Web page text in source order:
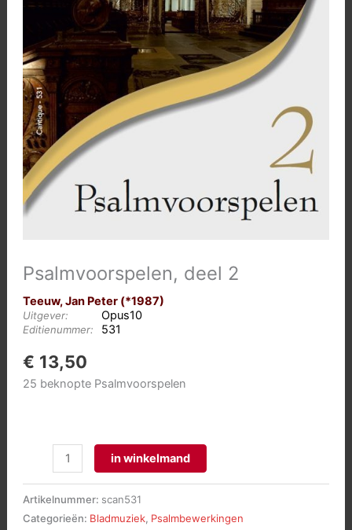
Psalmvoorspelen, deel 2
Teeuw, Jan Peter (*1987)
Uitgever: Opus10
Editienummer: 531
€ 13,50
25 beknopte Psalmvoorspelen
Psalmvoorspelen,in winkelmand
Artikelnummer: scan531
Categorieën: Bladmuziek, Psalmbewerkingen